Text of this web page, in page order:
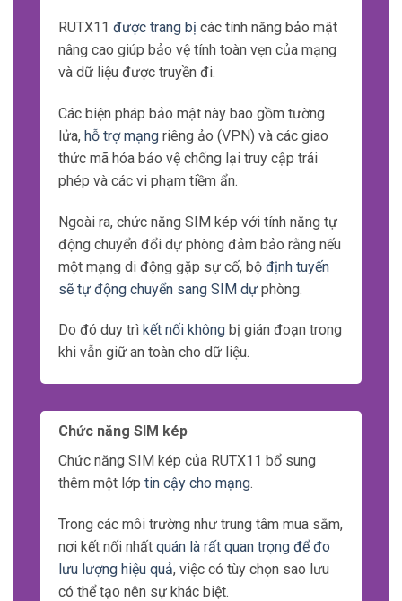
RUTX11 được trang bị các tính năng bảo mật
nâng cao giúp bảo vệ tính toàn vẹn của mạng
và dữ liệu được truyền đi.
Các biện pháp bảo mật này bao gồm tường
lửa, hỗ trợ mạng riêng ảo (VPN) và các giao
thức mã hóa bảo vệ chống lại truy cập trái
phép và các vi phạm tiềm ẩn.
Ngoài ra, chức năng SIM kép với tính năng tự
động chuyển đổi dự phòng đảm bảo rằng nếu
một mạng di động gặp sự cố, bộ định tuyến
sẽ tự động chuyển sang SIM dự phòng.
Do đó duy trì kết nối không bị gián đoạn trong
khi vẫn giữ an toàn cho dữ liệu.
Chức năng SIM kép
Chức năng SIM kép của RUTX11 bổ sung
thêm một lớp tin cậy cho mạng.
Trong các môi trường như trung tâm mua sắm,
nơi kết nối nhất quán là rất quan trọng để đo
lưu lượng hiệu quả, việc có tùy chọn sao lưu
có thể tạo nên sự khác biệt.